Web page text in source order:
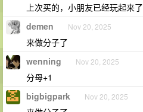
上次买的，小朋友已经玩起来了
demen Nov 20, 2025
来做分子了
wenning Nov 20, 2025
分母+1
bigbigpark Nov 20, 2025